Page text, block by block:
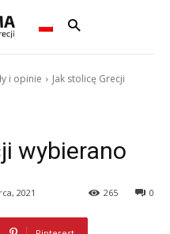
i opinie
Jak stolicę Grecji
wybierano
2021 0
265